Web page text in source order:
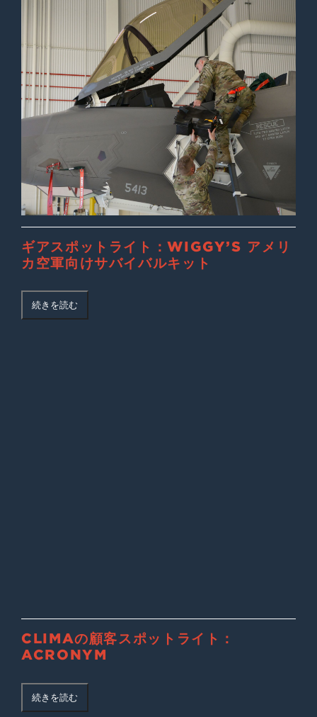
ギアスポットライト：WIGGY’S アメリ
カ空軍向けサバイバルキット
続きを読む
CLIMAの顧客スポットライト：
ACRONYM
続きを読む